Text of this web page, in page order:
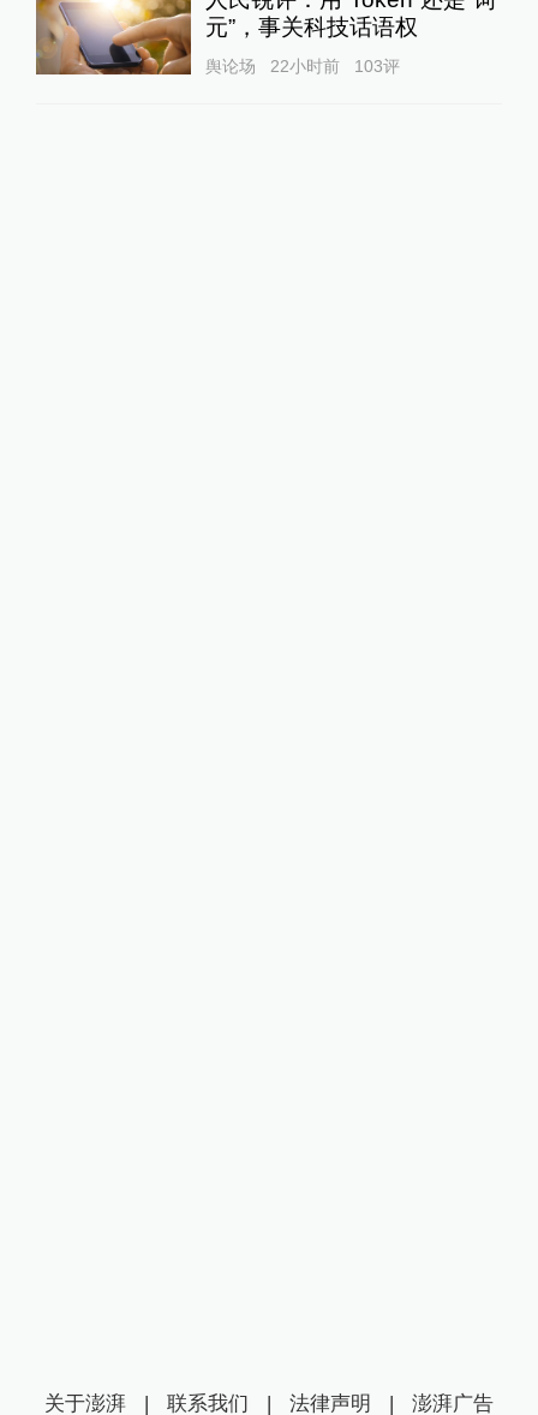
元”，事关科技话语权
舆论场 22小时前 103评
关于澎湃 | 联系我们 | 法律声明 | 澎湃广告